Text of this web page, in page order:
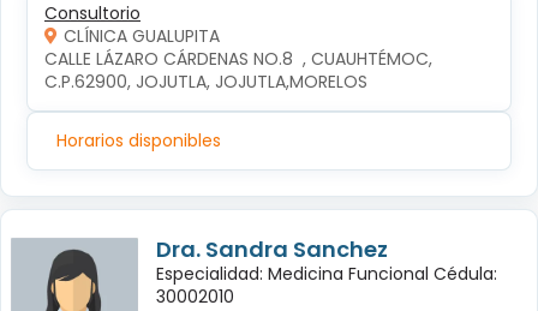
Consultorio
CLÍNICA GUALUPITA
CALLE LÁZARO CÁRDENAS NO.8  , CUAUHTÉMOC,
C.P.62900, JOJUTLA, JOJUTLA,MORELOS
Horarios disponibles
Dra. Sandra Sanchez
Especialidad: Medicina Funcional Cédula:
30002010